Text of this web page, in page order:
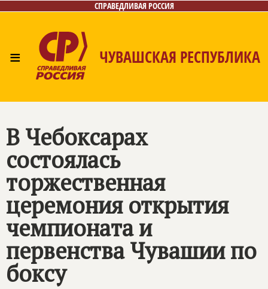
СПРАВЕДЛИВАЯ РОССИЯ
≡ ЧУВАШСКАЯ РЕСПУБЛИКА
В Чебоксарах
состоялась
торжественная
церемония открытия
чемпионата и
первенства Чувашии по
боксу